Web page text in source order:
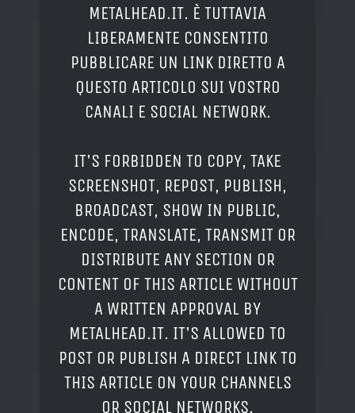
METALHEAD.IT. È TUTTAVIA
LIBERAMENTE CONSENTITO
PUBBLICARE UN LINK DIRETTO A
QUESTO ARTICOLO SUI VOSTRO
CANALI E SOCIAL NETWORK.
IT'S FORBIDDEN TO COPY, TAKE
SCREENSHOT, REPOST, PUBLISH,
BROADCAST, SHOW IN PUBLIC,
ENCODE, TRANSLATE, TRANSMIT OR
DISTRIBUTE ANY SECTION OR
CONTENT OF THIS ARTICLE WITHOUT
A WRITTEN APPROVAL BY
METALHEAD.IT. IT'S ALLOWED TO
POST OR PUBLISH A DIRECT LINK TO
THIS ARTICLE ON YOUR CHANNELS
OR SOCIAL NETWORKS.